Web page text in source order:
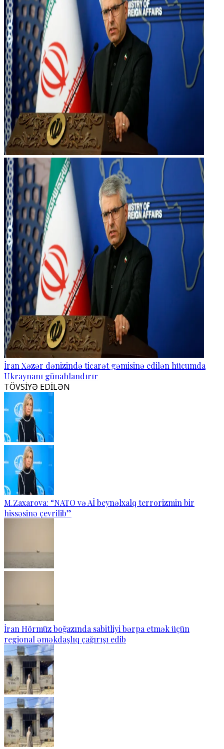
İran Xəzər dənizində ticarət gəmisinə edilən hücumda
Ukraynanı günahlandırır
TÖVSİYƏ EDİLƏN
M.Zaxarova: “NATO və Aİ beynəlxalq terrorizmin bir
hissəsinə çevrilib”
İran Hörmüz boğazında sabitliyi bərpa etmək üçün
regional əməkdaşlıq çağırışı edib